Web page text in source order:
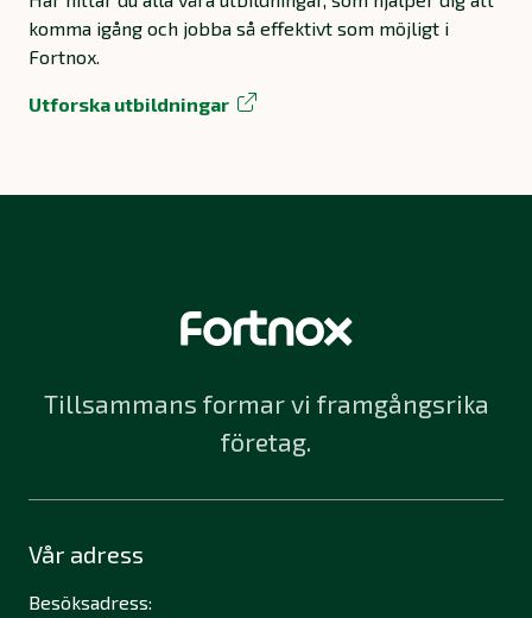
komma igång och jobba så effektivt som möjligt i
Fortnox.
Utforska utbildningar
Tillsammans formar vi framgångsrika
företag.
Vår adress
Besöksadress: